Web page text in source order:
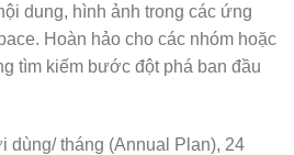
dung, hình ảnh trong các ứng
Hoàn hảo cho các nhóm hoặc
tìm kiếm bước đột phá ban đầu
dùng/ tháng (Annual Plan), 24